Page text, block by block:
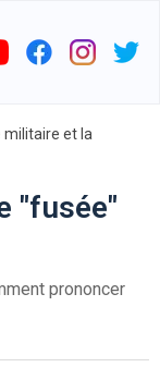
militaire et la
"fusée"
prononcer